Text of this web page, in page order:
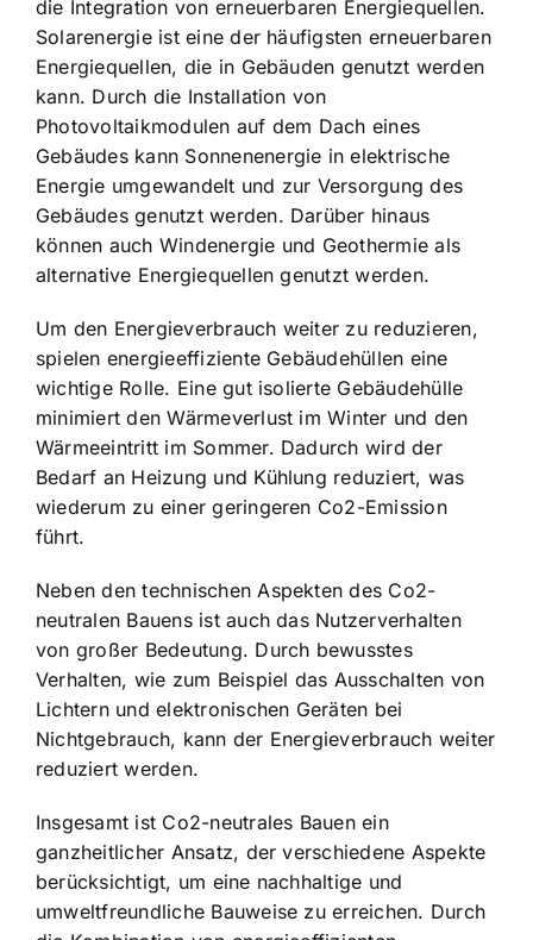
die Integration von erneuerbaren Energiequellen.
Solarenergie ist eine der häufigsten erneuerbaren
Energiequellen, die in Gebäuden genutzt werden
kann. Durch die Installation von
Photovoltaikmodulen auf dem Dach eines
Gebäudes kann Sonnenenergie in elektrische
Energie umgewandelt und zur Versorgung des
Gebäudes genutzt werden. Darüber hinaus
können auch Windenergie und Geothermie als
alternative Energiequellen genutzt werden.
Um den Energieverbrauch weiter zu reduzieren,
spielen energieeffiziente Gebäudehüllen eine
wichtige Rolle. Eine gut isolierte Gebäudehülle
minimiert den Wärmeverlust im Winter und den
Wärmeeintritt im Sommer. Dadurch wird der
Bedarf an Heizung und Kühlung reduziert, was
wiederum zu einer geringeren Co2-Emission
führt.
Neben den technischen Aspekten des Co2-
neutralen Bauens ist auch das Nutzerverhalten
von großer Bedeutung. Durch bewusstes
Verhalten, wie zum Beispiel das Ausschalten von
Lichtern und elektronischen Geräten bei
Nichtgebrauch, kann der Energieverbrauch weiter
reduziert werden.
Insgesamt ist Co2-neutrales Bauen ein
ganzheitlicher Ansatz, der verschiedene Aspekte
berücksichtigt, um eine nachhaltige und
umweltfreundliche Bauweise zu erreichen. Durch